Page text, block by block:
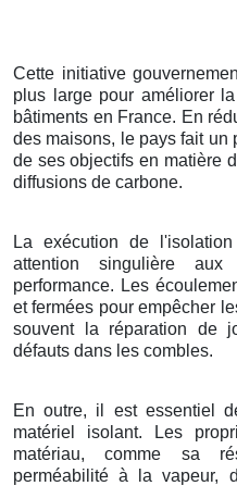
Cette initiative
plus large pour améliorer
bâtiments en France. En
des maisons, le pays fait un
de ses objectifs en matière
diffusions de carbone.
La exécution de
attention singulière
performance. Les
et fermées pour empêcher
souvent la réparation de
défauts dans les combles.
En outre, il est essentiel
matériel isolant. Les
matériau, comme sa
perméabilité à la vapeur,